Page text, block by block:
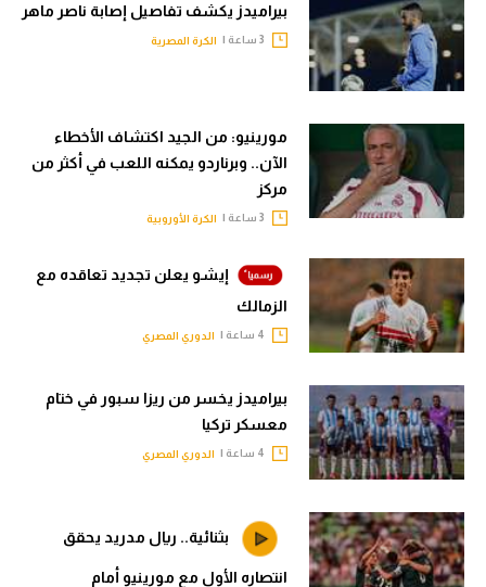
بيراميدز يكشف تفاصيل إصابة ناصر ماهر
الكرة المصرية
مورينيو: من الجيد اكتشاف الأخطاء
الآن.. وبرناردو يمكنه اللعب في أكثر من
مركز
الكرة الأوروبية
إيشو يعلن تجديد تعاقده مع
الزمالك
الدوري المصري
بيراميدز يخسر من ريزا سبور في ختام
معسكر تركيا
الدوري المصري
بثنائية.. ريال مدريد يحقق
انتصاره الأول مع مورينيو أمام